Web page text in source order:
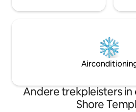
Andere trekpleisters
Shore